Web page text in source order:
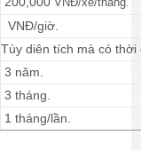
VNĐ/giờ.
Tùy diên tích mà có
3 năm.
3 tháng.
1 tháng/lần.